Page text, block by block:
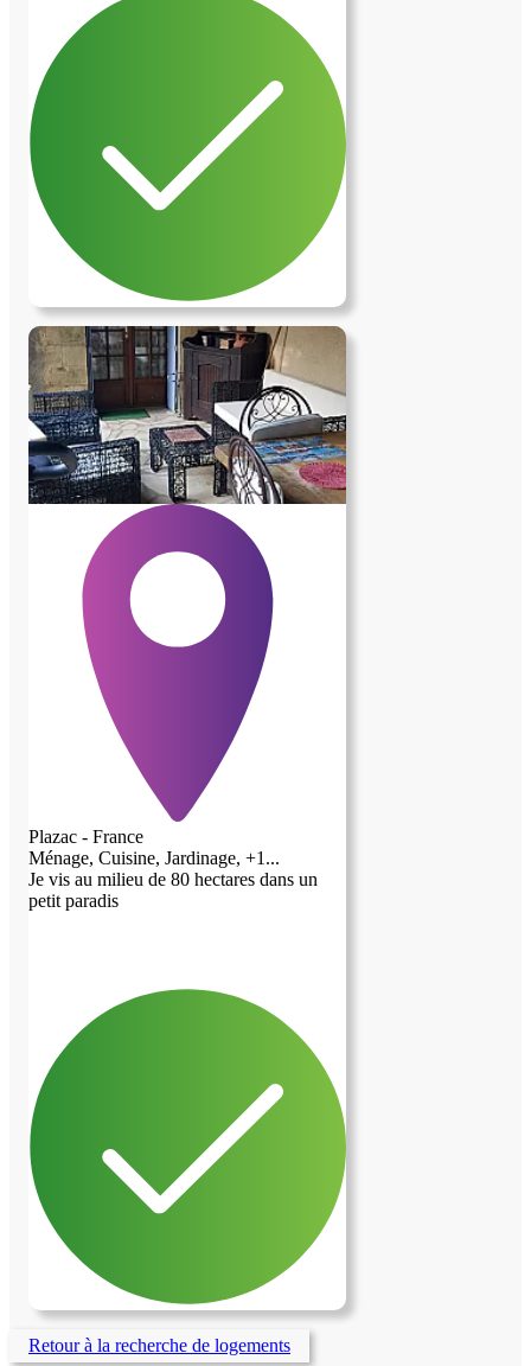
disponible 24/24. celle-ci comprend un
réfrigérateur, un four micro-ondes ainsi
que de la vaisselle à disposition - pas de
possibilité de cuisiner, seulement de faire
réchauffer. J'enverrai des photos
supplementaires dès qu'un contact sera
établi. Je souhaite le remplacement d'une
fenêtre de toit
Plazac - France
Ménage, Cuisine, Jardinage, +1...
Je vis au milieu de 80 hectares dans un
petit paradis
Retour à la recherche de logements